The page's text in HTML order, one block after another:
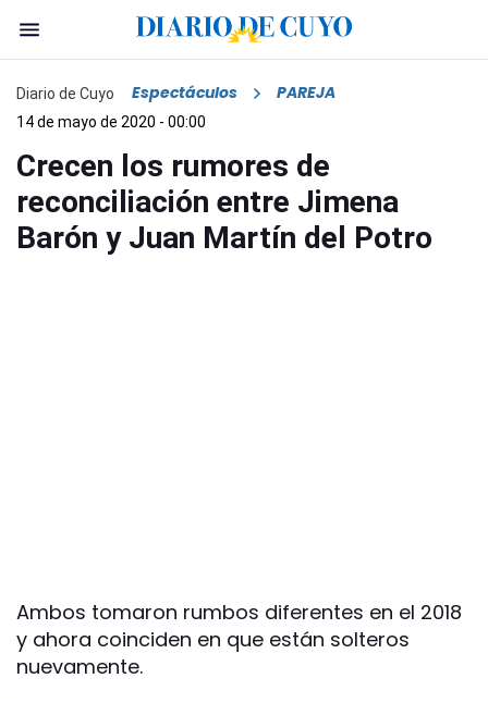
Diario de Cuyo Espectáculos PAREJA
14 de mayo de 2020 - 00:00
Crecen los rumores de
reconciliación entre Jimena
Barón y Juan Martín del Potro
Ambos tomaron rumbos diferentes en el 2018
y ahora coinciden en que están solteros
nuevamente.